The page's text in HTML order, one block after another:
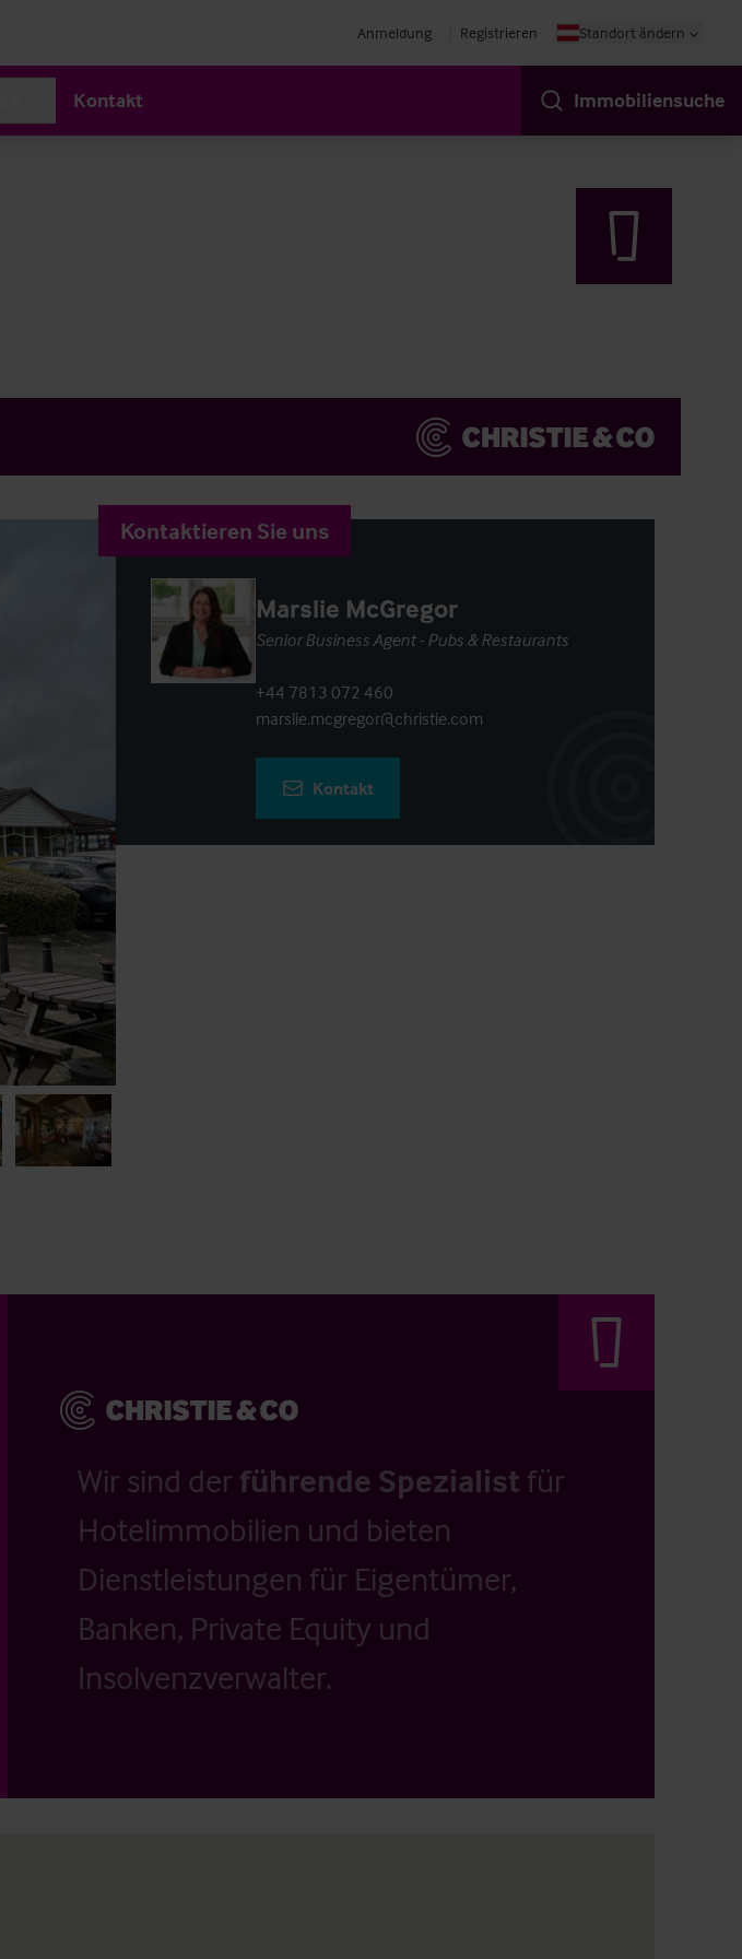
Anmeldung Registrieren Standort ändern
Kontakt Immobiliensuche
Kontaktieren Sie uns
Marslie McGregor
Senior Business Agent - Pubs & Restaurants
+44 7813 072 460
marslie.mcgregor@christie.com
Kontakt
Wir sind der führende Spezialistfür
Hotelimmobilien und bieten
Dienstleistungen für Eigentümer,
Banken, Private Equity und
Insolvenzverwalter.